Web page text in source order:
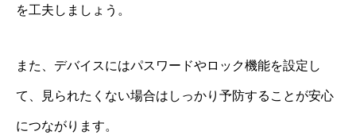
を工夫しましょう。
また、デバイスにはパスワードやロック機能を設定し
て、見られたくない場合はしっかり予防することが安心
につながります。